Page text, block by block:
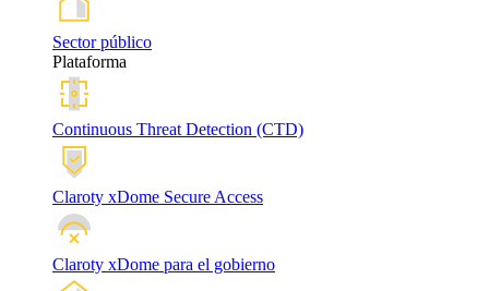
Sector público
Plataforma
Continuous Threat Detection (CTD)
Claroty xDome Secure Access
Claroty xDome para el gobierno